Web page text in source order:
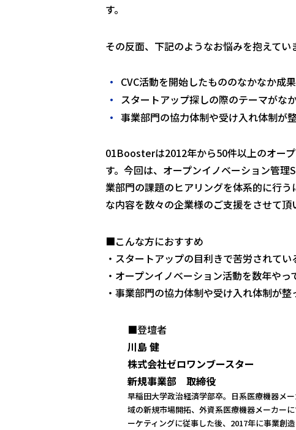
す。
その反面、下記のようなお悩みを抱えてい
CVC活動を開始したもののなかなか成果
スタートアップ探しの際のテーマがな
事業部門の協力体制や受け入れ体制が整
01Boosterは2012年から50件以上のオー
す。今回は、オープンイノベーション管
業部門の課題のヒアリングを体系的に行
な内容を数々の企業様のご支援をさせて頂
■こんな方におすすめ
・スタートアップの目利きで苦労されてい
・オープンイノベーション活動を数年や
・事業部門の協力体制や受け入れ体制が整
■登壇者
川島 健
株式会社ゼロワンブースター
新規事業部 取締役
早稲田大学政治経済学部卒。日系医療機器メ
域の新規市場開拓、外資系医療機器メーカー
ーケティングに従事した後、2017年に事業創